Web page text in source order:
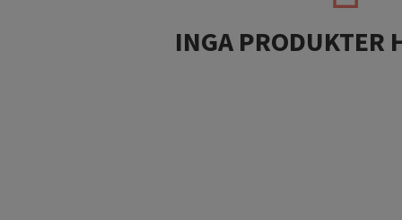
INGA PRODUKTER